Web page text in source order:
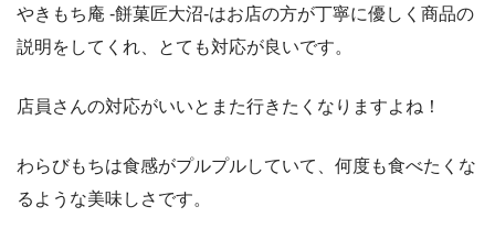
やきもち庵 -餅菓匠大沼-はお店の方が丁寧に優しく商品の
説明をしてくれ、とても対応が良いです。
店員さんの対応がいいとまた行きたくなりますよね！
わらびもちは食感がプルプルしていて、何度も食べたくな
るような美味しさです。